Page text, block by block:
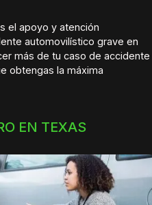
el apoyo y atención
automovilístico grave en
más de tu caso de accidente
obtengas la máxima
EN TEXAS